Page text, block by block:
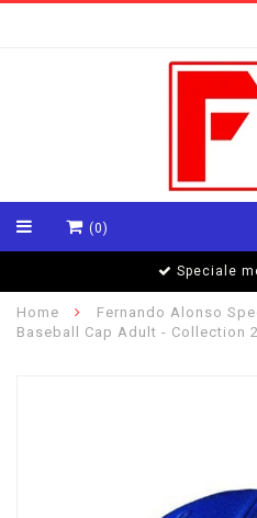
(0)
Speciale
Home
Fernando Alonso
Baseball Cap Adult - Collection